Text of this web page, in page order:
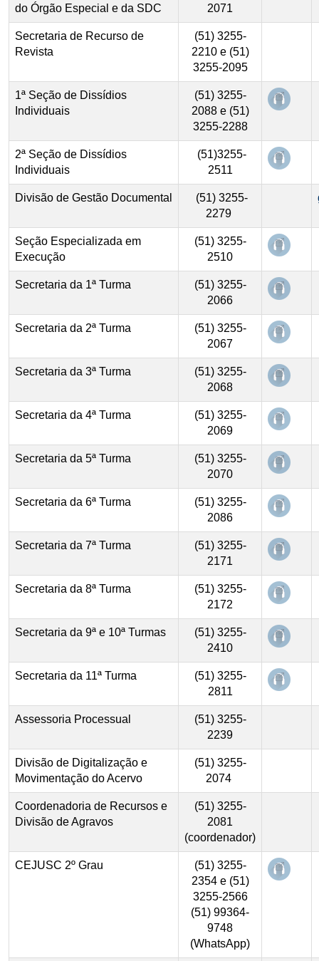
do Órgão Especial e da SDC
2071
Secretaria de Recurso de
Revista
(51) 3255-
2210 e (51)
3255-2095
1ª Seção de Dissídios
Individuais
(51) 3255-
2088 e (51)
3255-2288
Abre
2ª Seção de Dissídios
Individuais
(51)3255-
2511
Abre
Divisão de Gestão Documental
(51) 3255-
2279
Seção Especializada em
Execução
(51) 3255-
2510
Abre
Secretaria da 1ª Turma
(51) 3255-
2066
Abre
Secretaria da 2ª Turma
(51) 3255-
2067
Abre
Secretaria da 3ª Turma
(51) 3255-
2068
Abre
Secretaria da 4ª Turma
(51) 3255-
2069
Abre
Secretaria da 5ª Turma
(51) 3255-
2070
Abre
Secretaria da 6ª Turma
(51) 3255-
2086
Abre
Secretaria da 7ª Turma
(51) 3255-
2171
Abre
Secretaria da 8ª Turma
(51) 3255-
2172
Abre
Secretaria da 9ª e 10ª Turmas
(51) 3255-
2410
Abre
Secretaria da 11ª Turma
(51) 3255-
2811
Abre
Assessoria Processual
(51) 3255-
2239
Divisão de Digitalização e
Movimentação do Acervo
(51) 3255-
2074
Coordenadoria de Recursos e
Divisão de Agravos
(51) 3255-
2081
(coordenador)
CEJUSC 2º Grau
(51) 3255-
2354 e (51)
3255-2566
(51) 99364-
9748
(WhatsApp)
Abre